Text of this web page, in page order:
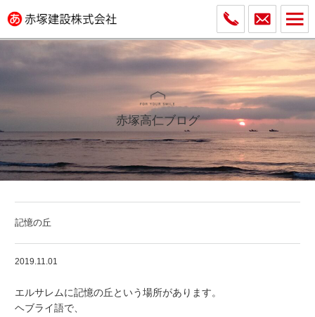
赤塚高仁ブログ
記憶の丘
2019.11.01
エルサレムに記憶の丘という場所があります。
ヘブライ語で、